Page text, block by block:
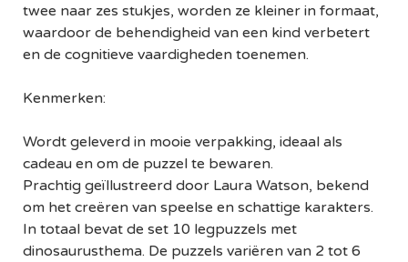
twee naar zes stukjes, worden ze kleiner in formaat,
waardoor de behendigheid van een kind verbetert
en de cognitieve vaardigheden toenemen.
Kenmerken:
Wordt geleverd in mooie verpakking, ideaal als
cadeau en om de puzzel te bewaren.
Prachtig geïllustreerd door Laura Watson, bekend
om het creëren van speelse en schattige karakters.
In totaal bevat de set 10 legpuzzels met
dinosaurusthema. De puzzels variëren van 2 tot 6